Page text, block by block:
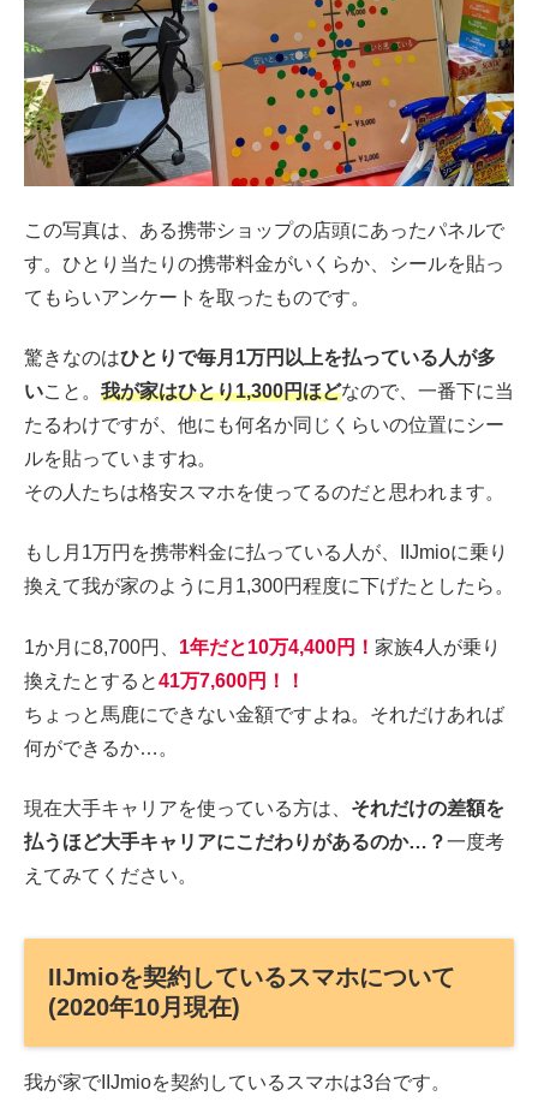
この写真は、ある携帯ショップの店頭にあったパネルで
す。ひとり当たりの携帯料金がいくらか、シールを貼っ
てもらいアンケートを取ったものです。
驚きなのはひとりで毎月1万円以上を払っている人が多
いこと。 我が家はひとり1,300円ほどなので、一番下に当
たるわけですが、他にも何名か同じくらいの位置にシー
ルを貼っていますね。
その人たちは格安スマホを使ってるのだと思われます。
もし月1万円を携帯料金に払っている人が、IIJmioに乗り
換えて我が家のように月1,300円程度に下げたとしたら。
1か月に8,700円、 1年だと10万4,400円！ 家族4人が乗り
換えたとすると41万7,600円！！
ちょっと馬鹿にできない金額ですよね。それだけあれば
何ができるか…。
現在大手キャリアを使っている方は、 それだけの差額を
払うほど大手キャリアにこだわりがあるのか…？一度考
えてみてください。
IIJmioを契約しているスマホについて
(2020年10月現在)
我が家でIIJmioを契約しているスマホは3台です。